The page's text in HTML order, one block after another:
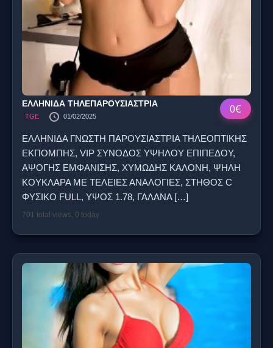
0€
ΕΛΛΗΝΙΔΑ ΤΗΛΕΠΑΡΟΥΣΙΑΣΤΡΙΑ
TGE 01/02/2025
ΕΛΛΗΝΙΔΑ ΓΝΩΣΤΗ ΠΑΡΟΥΣΙΑΣΤΡΙΑ ΤΗΛΕΟΠΤΙΚΗΣ
ΕΚΠΟΜΠΗΣ, VIP ΣΥΝΟΔΟΣ ΥΨΗΛΟΥ ΕΠΙΠΕΔΟΥ,
ΑΨΟΓΗΣ ΕΜΦΑΝΙΣΗΣ, ΧΥΜΩΔΗΣ ΚΑΛΟΝΗ, ΨΗΛΗ
ΚΟΥΚΛΑΡΑ ΜΕ ΤΕΛΕΙΕΣ ΑΝΑΛΟΓΙΕΣ, ΣΤΗΘΟΣ C
ΦΥΣΙΚΟ FULL, YΨΟΣ 1.78, ΓΑΛΑΝΑ […]
701 total views, 0 today